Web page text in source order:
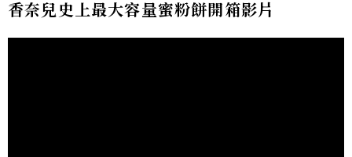
香奈兒史上最大容量蜜粉餅開箱影片